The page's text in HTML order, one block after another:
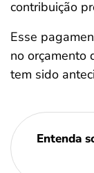
contribuição
Esse
no orçamento
tem sido
Entenda